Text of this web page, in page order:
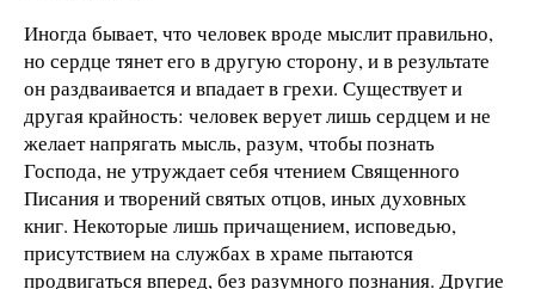
Иногда бывает, что человек вроде мыслит правильно,
но сердце тянет его в другую сторону, и в результате
он раздваивается и впадает в грехи. Существует и
другая крайность: человек верует лишь сердцем и не
желает напрягать мысль, разум, чтобы познать
Господа, не утруждает себя чтением Священного
Писания и творений святых отцов, иных духовных
книг. Некоторые лишь причащением, исповедью,
присутствием на службах в храме пытаются
продвигаться вперед, без разумного познания. Другие